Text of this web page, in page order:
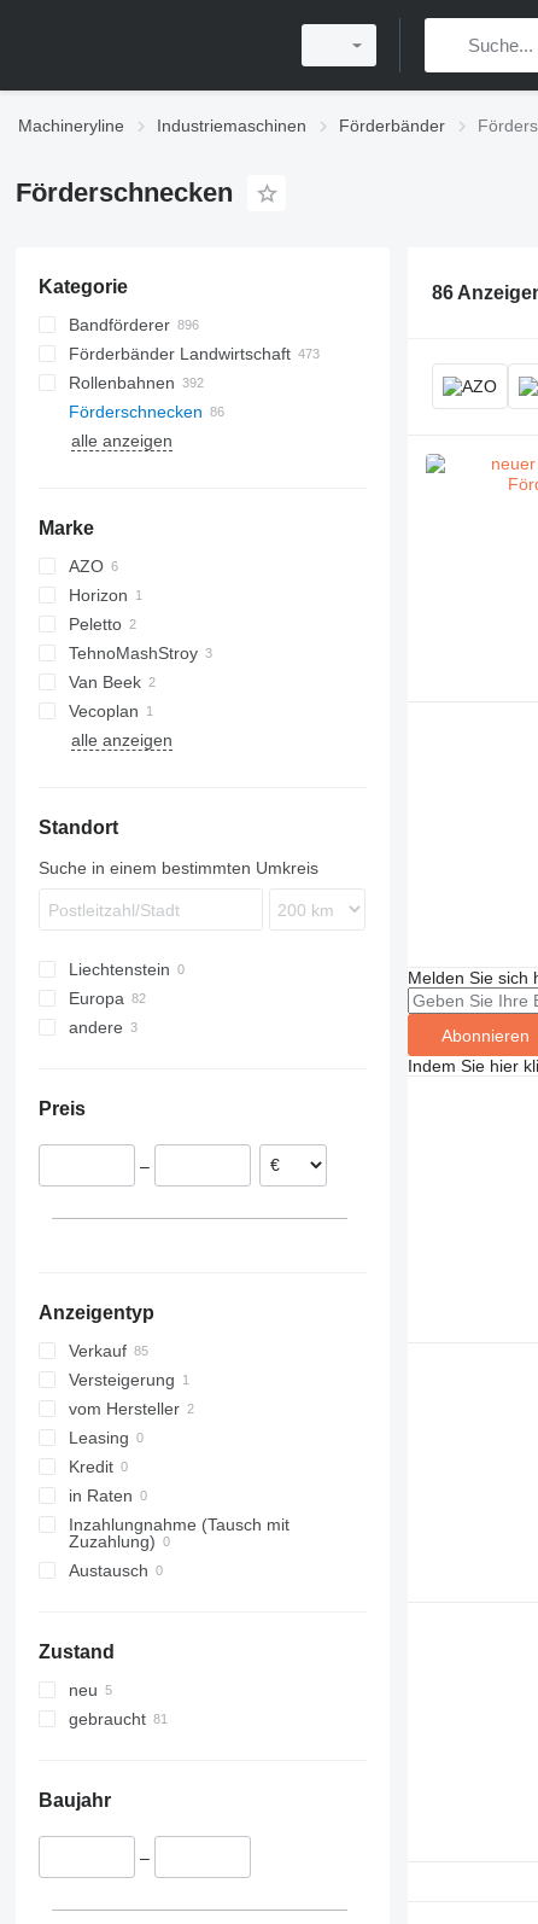
Machineryline Industriemaschinen Förderbänder
Förderschnecken
Kategorie
Bandförderer
Förderbänder Landwirtschaft
Rollenbahnen
Förderschnecken
alle anzeigen
Marke
AZO
Horizon
Peletto
TehnoMashStroy
Van Beek
Vecoplan
alle anzeigen
Standort
Suche in einem bestimmten Umkreis
Liechtenstein
Europa
Niederlande
Vereinigtes Königreich
Finnland
andere
Preis
–
Anzeigentyp
Verkauf
Versteigerung
vom Hersteller
Leasing
Kredit
in Raten
Inzahlungnahme (Tausch mit
Zuzahlung)
Austausch
Zustand
neu
gebraucht
Baujahr
–
86
Melden Sie sich
Abonnieren
Indem Sie hier